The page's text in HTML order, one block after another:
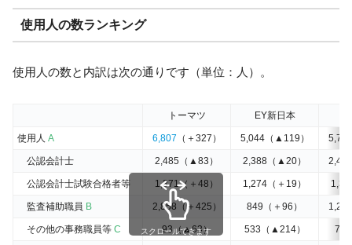
使用人の数ランキング
使用人の数と内訳は次の通りです（単位：人）。
トーマツ EY新日本
使用人 A 6,807 （＋327） 5,044（▲119）
公認会計士 2,485（▲83） 2,388（▲20）
公認会計士試験合格者等 1,371（＋48） 1,274（＋19）
監査補助職員 B 2,858（＋425） 849（＋96）
その他の事務職員等 C 93（▲63） 533（▲214）
スクロールできます